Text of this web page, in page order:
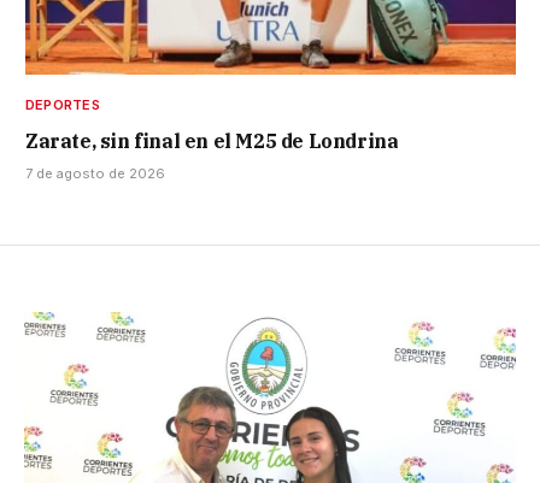
DEPORTES
Zarate, sin final en el M25 de Londrina
7 de agosto de 2026